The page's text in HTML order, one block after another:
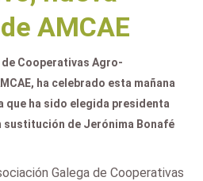
AMCAE
Cooperativas Agro-
ha celebrado esta mañana
que ha sido elegida presidenta
sustitución de Jerónima Bonafé
Galega de Cooperativas